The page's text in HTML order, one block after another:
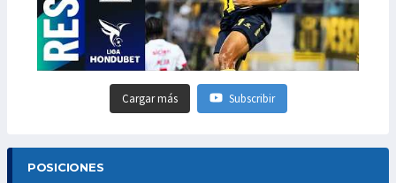
Cargar más Subscribir
POSICIONES